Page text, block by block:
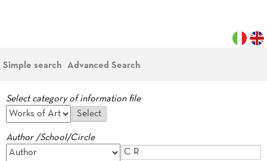
Simple search Advanced Search
Select category of information file
Author /School/Circle